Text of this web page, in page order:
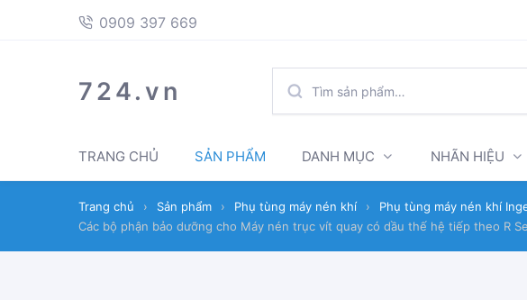
Skip
Skip
669
0909 397 669
724.vn
KIẾM:
TRANG CHỦ SẢN PHẨM DANH MỤC NHÃN HIỆU
Trang chủ › Sản phẩm › Phụ tùng máy nén khí › Phụ tùng máy nén khí
Các bộ phận bảo dưỡng cho Máy nén trục vít quay có dầu thế hệ tiếp theo R